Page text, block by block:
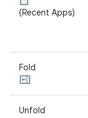
(Recent Apps)
Fold
Unfold